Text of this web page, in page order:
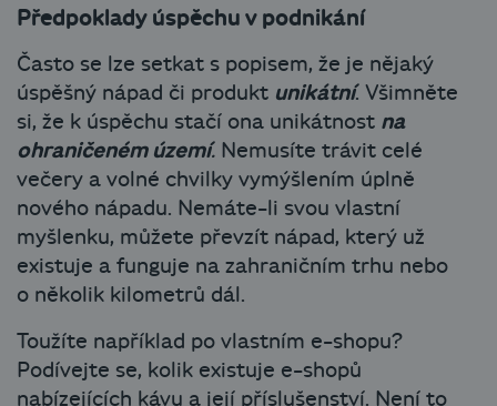
Předpoklady úspěchu v podnikání
Často se lze setkat s popisem, že je nějaký
úspěšný nápad či produkt unikátní. Všimněte
si, že k úspěchu stačí ona unikátnost na
ohraničeném území. Nemusíte trávit celé
večery a volné chvilky vymýšlením úplně
nového nápadu. Nemáte-li svou vlastní
myšlenku, můžete převzít nápad, který už
existuje a funguje na zahraničním trhu nebo
o několik kilometrů dál.
Toužíte například po vlastním e-shopu?
Podívejte se, kolik existuje e-shopů
nabízejících kávu a její příslušenství. Není to